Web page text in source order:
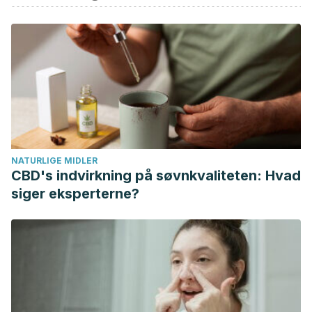
Hausmann S. The Impact of Cocoa Flavanols on
Cardiovascular Health. Phytother Res. 2016 Oct;30(10):1641-
1657.
Warrilow A, Mellor D, McKune A, Pumpa K. Dietary fat, fibre,
satiation, and satiety-a systematic review of acute studies.
Eur J Clin Nutr. 2019 Mar;73(3):333-344.
Yuan S, Li X, Jin Y, Lu J. Chocolate Consumption and Risk
of Coronary Heart Disease, Stroke, and Diabetes: A Meta-
Analysis of Prospective Studies.
Published 2017 Jul 2. doi:10.3390/nu9070688
Valenzuela B, A. (2007). EL CHOCOLATE, UN PLACER
SALUDABLE. Revista Chilena de Nutrición.
https://doi.org/10.4067/S0717-75182007000300001
Allgrove, J., Farrell, E., Gleeson, M., & Williamson, G. (2011).
El consumo regular de chocolate negro disminuye la
agresión oxidativa y aumenta la movilización de ácidos
NATURLIGE MIDLER
CBD's indvirkning på søvnkvaliteten: Hvad
siger eksperterne?